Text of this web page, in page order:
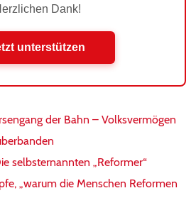
Dank!
unterstützen
der Bahn – Volksvermögen
selbsternannten „Reformer“
„warum die Menschen Reformen